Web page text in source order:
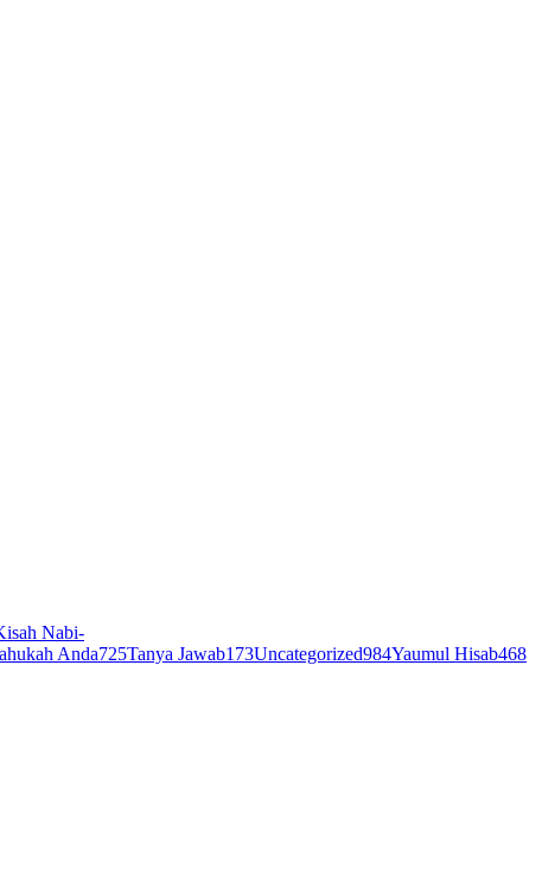
Nabi-
Anda725Tanya Jawab173Uncategorized984Yaumul Hisab468